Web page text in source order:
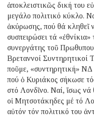
ἀποκλειστικῶς δική του
μεγάλο πολιτικό κύκλο.
ἀκύρωσης, πού θά κληθεῖ
συσπειρώσει τά
συνεργάτης τοῦ
Βρεταννοί Συντηρητικοί
ποῦμε, «συντηρητική»
πού ὁ Κυριάκος σήκωσε
στό Λονδῖνο. Ναί, ἴσως νά
οἱ Μητσοτάκηδες μέ τό
αὐτόν τόν πολιτικό του